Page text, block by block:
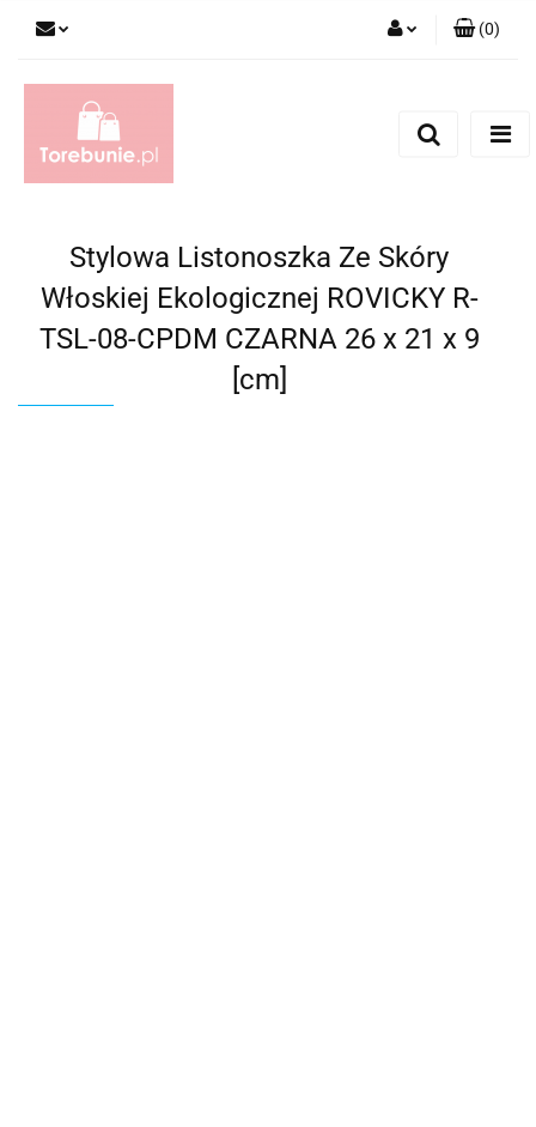
(0)
Stylowa Listonoszka Ze Skóry
Włoskiej Ekologicznej ROVICKY R-
TSL-08-CPDM CZARNA 26 x 21 x 9
[cm]